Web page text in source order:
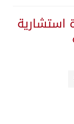
30 عيادة استشارية